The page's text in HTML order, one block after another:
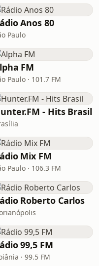
Anos 80
Paulo
FM
Paulo · 101.7 FM
- Hits Brasil
Mix FM
Paulo · 106.3 FM
Roberto Carlos
99,5 FM
· 99.5 FM